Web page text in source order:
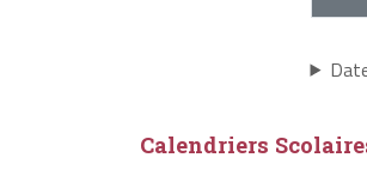
Calendriers